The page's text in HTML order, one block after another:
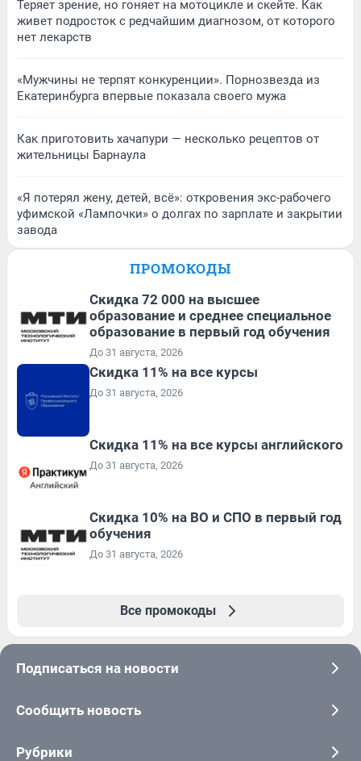
Теряет зрение, но гоняет на мотоцикле и скейте. Как
живет подросток с редчайшим диагнозом, от которого
нет лекарств
«Мужчины не терпят конкуренции». Порнозвезда из
Екатеринбурга впервые показала своего мужа
Как приготовить хачапури — несколько рецептов от
жительницы Барнаула
«Я потерял жену, детей, всё»: откровения экс-рабочего
уфимской «Лампочки» о долгах по зарплате и закрытии
завода
ПРОМОКОДЫ
Скидка 72 000 на высшее
образование и среднее специальное
образование в первый год обучения
До 31 августа, 2026
Скидка 11% на все курсы
До 31 августа, 2026
Скидка 11% на все курсы английского
До 31 августа, 2026
Скидка 10% на ВО и СПО в первый год
обучения
До 31 августа, 2026
Все промокоды
Подписаться на новости
Сообщить новость
Рубрики